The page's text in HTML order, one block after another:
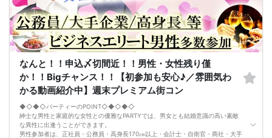
なんと！！申込〆切間近！！男性・女性残り僅
か！！Bigチャンス！！【初参加も安心♪／雰囲気わ
かる動画紹介中】週末プレミアム街コン
◆◇◆◇パーティーのPOINT◇◆◇◆◇
紳士な男性と家庭的な女性との優雅なPARTYでは、男女とも結婚意識の高い素敵
な異性に出逢うことができます。
男性参加者は、正社員・公務員・高身長170㎝以上・会計士・自衛官・商社・大手